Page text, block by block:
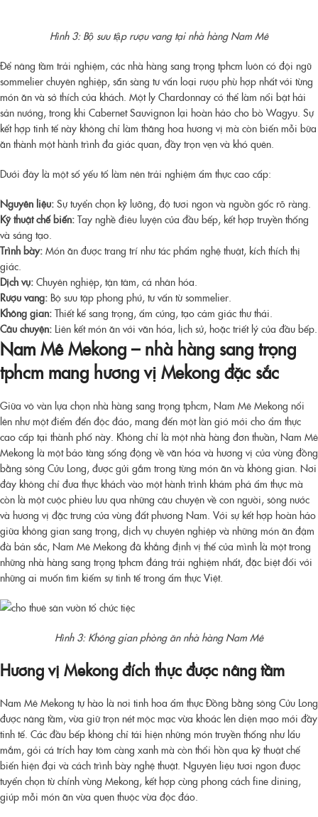
Hình 3: Bộ sưu tập rượu vang tại nhà hàng Nam Mê
Để nâng tầm trải nghiệm, các nhà hàng sang trọng tphcm luôn có đội ngũ
sommelier chuyên nghiệp, sẵn sàng tư vấn loại rượu phù hợp nhất với từng
món ăn và sở thích của khách. Một ly Chardonnay có thể làm nổi bật hải
sản nướng, trong khi Cabernet Sauvignon lại hoàn hảo cho bò Wagyu. Sự
kết hợp tinh tế này không chỉ làm thăng hoa hương vị mà còn biến mỗi bữa
ăn thành một hành trình đa giác quan, đầy trọn vẹn và khó quên.
Dưới đây là một số yếu tố làm nên trải nghiệm ẩm thực cao cấp:
Nguyên liệu: Sự tuyển chọn kỹ lưỡng, độ tươi ngon và nguồn gốc rõ ràng.
Kỹ thuật chế biến: Tay nghề điêu luyện của đầu bếp, kết hợp truyền thống
và sáng tạo.
Trình bày: Món ăn được trang trí như tác phẩm nghệ thuật, kích thích thị
giác.
Dịch vụ: Chuyên nghiệp, tận tâm, cá nhân hóa.
Rượu vang: Bộ sưu tập phong phú, tư vấn từ sommelier.
Không gian: Thiết kế sang trọng, ấm cúng, tạo cảm giác thư thái.
Câu chuyện: Liên kết món ăn với văn hóa, lịch sử, hoặc triết lý của đầu bếp.
Nam Mê Mekong – nhà hàng sang trọng
tphcm mang hương vị Mekong đặc sắc
Giữa vô vàn lựa chọn nhà hàng sang trọng tphcm, Nam Mê Mekong nổi
lên như một điểm đến độc đáo, mang đến một làn gió mới cho ẩm thực
cao cấp tại thành phố này. Không chỉ là một nhà hàng đơn thuần, Nam Mê
Mekong là một bảo tàng sống động về văn hóa và hương vị của vùng đồng
bằng sông Cửu Long, được gửi gắm trong từng món ăn và không gian. Nơi
đây không chỉ đưa thực khách vào một hành trình khám phá ẩm thực mà
còn là một cuộc phiêu lưu qua những câu chuyện về con người, sông nước
và hương vị đặc trưng của vùng đất phương Nam. Với sự kết hợp hoàn hảo
giữa không gian sang trọng, dịch vụ chuyên nghiệp và những món ăn đậm
đà bản sắc, Nam Mê Mekong đã khẳng định vị thế của mình là một trong
những nhà hàng sang trọng tphcm đáng trải nghiệm nhất, đặc biệt đối với
những ai muốn tìm kiếm sự tinh tế trong ẩm thực Việt.
Hình 3: Không gian phòng ăn nhà hàng Nam Mê
Hương vị Mekong đích thực được nâng tầm
Nam Mê Mekong tự hào là nơi tinh hoa ẩm thực Đồng bằng sông Cửu Long
được nâng tầm, vừa giữ trọn nét mộc mạc vừa khoác lên diện mạo mới đầy
tinh tế. Các đầu bếp không chỉ tái hiện những món truyền thống như lẩu
mắm, gỏi cá trích hay tôm càng xanh mà còn thổi hồn qua kỹ thuật chế
biến hiện đại và cách trình bày nghệ thuật. Nguyên liệu tươi ngon được
tuyển chọn từ chính vùng Mekong, kết hợp cùng phong cách fine dining,
giúp mỗi món ăn vừa quen thuộc vừa độc đáo.